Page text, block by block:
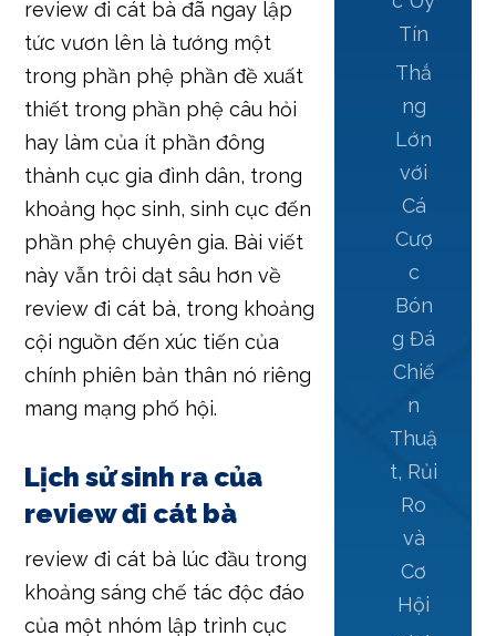
review đi cát bà đã ngay lập
tức vươn lên là tướng một
trong phần phệ phần đề xuất
thiết trong phần phệ câu hỏi
hay làm của ít phần đông
thành cục gia đình dân, trong
khoảng học sinh, sinh cục đến
phần phệ chuyên gia. Bài viết
này vẫn trôi dạt sâu hơn về
review đi cát bà, trong khoảng
cội nguồn đến xúc tiến của
chính phiên bản thân nó riêng
mang mạng phố hội.
Lịch sử sinh ra của
review đi cát bà
review đi cát bà lúc đầu trong
khoảng sáng chế tác độc đáo
của một nhóm lập trình cục
Tín
Thắ
ng
Lớn
với
Cá
Cượ
c
Bón
g Đá
Chiế
n
Thuậ
t, Rủi
Ro
và
Cơ
Hội